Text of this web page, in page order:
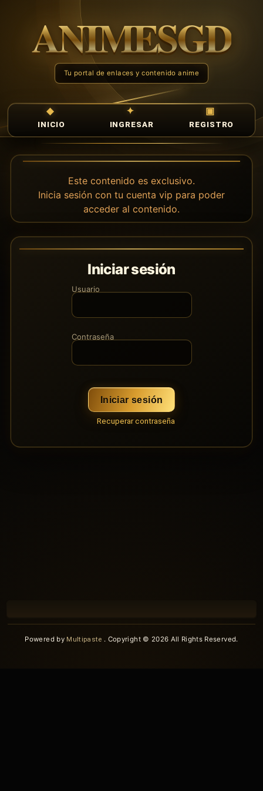
INICIO INGRESAR REGISTRO
Este contenido es exclusivo.
Inicia sesión con tu cuenta vip para poder
acceder al contenido.
Iniciar sesión
Usuario
Contraseña
Iniciar sesión
Recuperar contraseña
Powered by Multipaste . Copyright © 2026 All Rights Reserved.